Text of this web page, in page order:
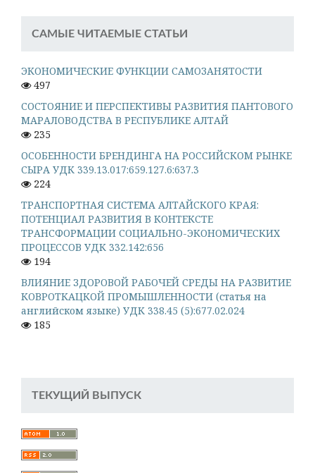
САМЫЕ ЧИТАЕМЫЕ СТАТЬИ
ЭКОНОМИЧЕСКИЕ ФУНКЦИИ САМОЗАНЯТОСТИ
497
СОСТОЯНИЕ И ПЕРСПЕКТИВЫ РАЗВИТИЯ ПАНТОВОГО
МАРАЛОВОДСТВА В РЕСПУБЛИКЕ АЛТАЙ
235
ОСОБЕННОСТИ БРЕНДИНГА НА РОССИЙСКОМ РЫНКЕ
СЫРА УДК 339.13.017:659.127.6:637.3
224
ТРАНСПОРТНАЯ СИСТЕМА АЛТАЙСКОГО КРАЯ:
ПОТЕНЦИАЛ РАЗВИТИЯ В КОНТЕКСТЕ
ТРАНСФОРМАЦИИ СОЦИАЛЬНО-ЭКОНОМИЧЕСКИХ
ПРОЦЕССОВ УДК 332.142:656
194
ВЛИЯНИЕ ЗДОРОВОЙ РАБОЧЕЙ СРЕДЫ НА РАЗВИТИЕ
КОВРОТКАЦКОЙ ПРОМЫШЛЕННОСТИ (статья на
английском языке) УДК 338.45 (5):677.02.024
185
ТЕКУЩИЙ ВЫПУСК